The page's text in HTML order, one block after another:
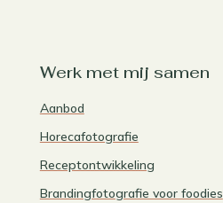
Werk met mij samen
Aanbod
Horecafotografie
Receptontwikkeling
Brandingfotografie voor foodies